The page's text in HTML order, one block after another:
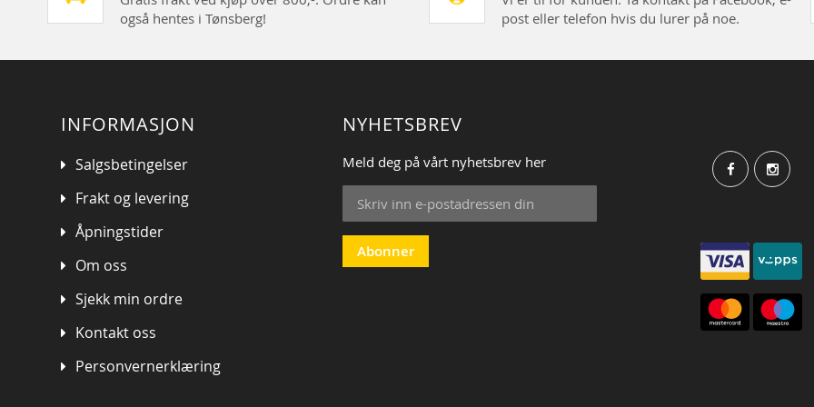
også hentes i Tønsberg!
post eller telefon hvis du lurer på noe.
INFORMASJON
Salgsbetingelser
Frakt og levering
Åpningstider
Om oss
Sjekk min ordre
Kontakt oss
Personvernerklæring
NYHETSBREV
Meld deg på vårt nyhetsbrev her
Sign
Up
for
Our
Newsletter:
Abonner